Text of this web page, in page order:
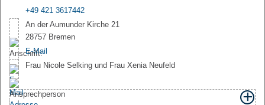
+49 421 3617442
An der Aumunder Kirche 21
28757 Bremen
E-Mail
Frau Nicole Selking und Frau Xenia Neufeld